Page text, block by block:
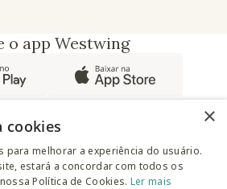
o app Westwing
@westwingbr
×
cookies
para melhorar a experiência do usuário.
estará a concordar com todos os
Política de Cookies. Ler mais